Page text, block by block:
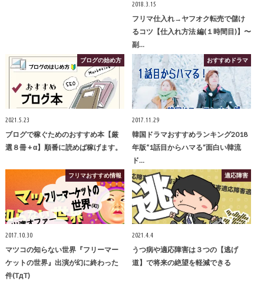
2018.3.15
フリマ仕入れ→ヤフオク転売で儲け
るコツ【仕入れ方法 編(１時間目)】〜
副…
ブログの始め方
2021.5.23
ブログで稼ぐためのおすすめ本【厳
選８冊 + α】順番に読めば稼げます。
おすすめドラマ
2017.11.29
韓国ドラマおすすめランキング2018
年版“1話目からハマる”面白い韓流
ド…
フリマおすすめ情報
2017.10.30
マツコの知らない世界『フリーマー
ケットの世界』出演が幻に終わった
件(TдT)
適応障害
2021.4.4
うつ病や適応障害は３つの【逃げ
道】で将来の絶望を軽減できる